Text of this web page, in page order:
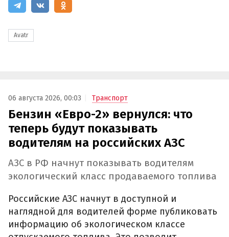
Avatr
06 августа 2026, 00:03 Транспорт
Бензин «Евро-2» вернулся: что
теперь будут показывать
водителям на российских АЗС
АЗС в РФ начнут показывать водителям
экологический класс продаваемого топлива
Российские АЗС начнут в доступной и
наглядной для водителей форме публиковать
информацию об экологическом классе